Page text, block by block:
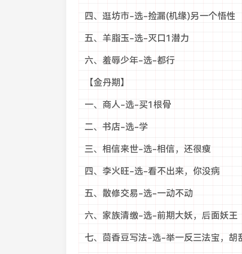
四、逛坊市-选-捡漏(机缘)另一个悟性
五、羊脂玉-选-灭口1潜力
六、羞辱少年-选-都行
【金丹期】
一、商人-选-买1根骨
二、书店-选-学
三、相信来世-选-相信，还很瘦
四、李火旺-选-看不出来，你没病
五、散修交易-选-一动不动
六、家族清缴-选-前期大妖，后面妖王
七、茴香豆写法-选-举一反三法宝，胡